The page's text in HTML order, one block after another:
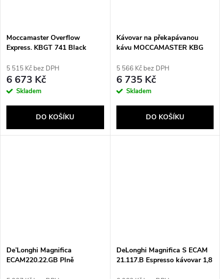
Moccamaster Overflow
Express. KBGT 741 Black
5 515 Kč bez DPH
6 673 Kč
Skladem
DO KOŠÍKU
Kávovar na překapávanou
kávu MOCCAMASTER KBG
Zelená
5 566 Kč bez DPH
6 735 Kč
Skladem
DO KOŠÍKU
De’Longhi Magnifica
ECAM220.22.GB Plně
DeLonghi Magnifica S ECAM
21.117.B Espresso kávovar 1,8